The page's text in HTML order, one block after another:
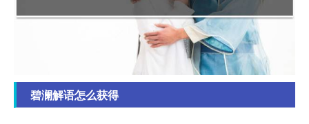
碧澜解语怎么获得